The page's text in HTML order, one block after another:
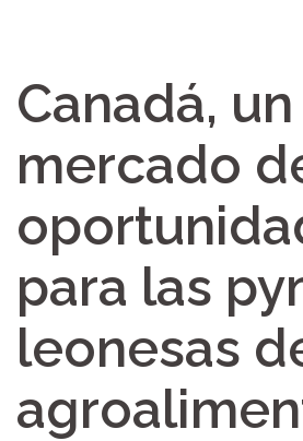
Canadá,
mercado
para las
leonesas